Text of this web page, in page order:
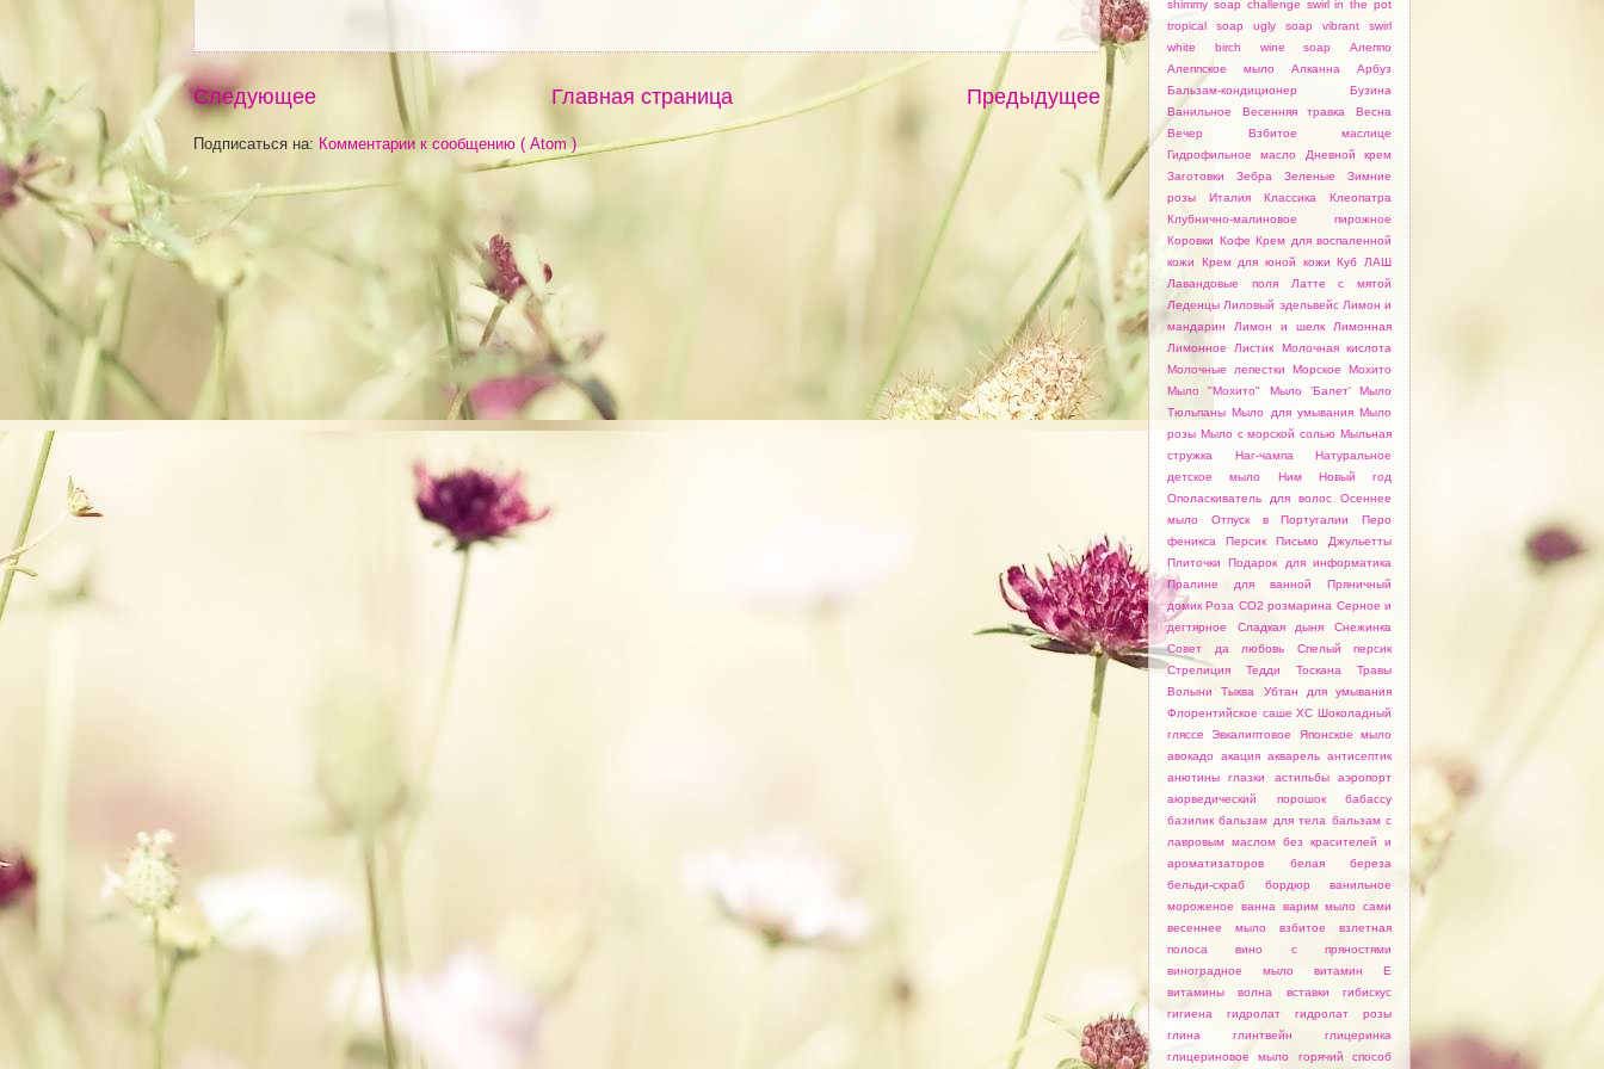
Следующее Предыдущее
Главная страница
Подписаться на: Комментарии к сообщению ( Atom )
shimmy soap challenge swirl in the pot
tropical soap ugly soap vibrant swirl
white birch wine soap Алеппо
Алеппское мыло Алканна Арбуз
Бальзам-кондиционер Бузина
Ванильное Весенняя травкаВесна
Вечер Взбитое маслице
Гидрофильное масло
Дневной крем
Заготовки Зебра Зеленые Зимние
розы Италия Классика Клеопатра
Клубнично-малиновое пирожное
Коровки Кофе Крем для воспаленной
кожи Крем для юной кожиКуб ЛАШ
Лавандовые поля
Латте с мятой
Леденцы Лиловый эдельвейс Лимон и
мандарин Лимон и шелк Лимонная
Лимонное Листик Молочная кислота
Молочные лепестки Морское Мохито
Мыло "Мохито" Мыло 'Балет' Мыло
ТюльпаныМыло для умывания Мыло
розы Мыло с морской сольюМыльная
стружка Наг-чампа Натуральное
детское мыло Ним Новый год
Ополаскиватель для волос Осеннее
мыло Отпуск в Португалии Перо
феникса Персик Письмо Джульетты
ПлиточкиПодарок для информатика
Пралинe для ванной Пряничный
домикРоза СО2 розмарина Серное и
дегтярное Сладкая дыняСнежинка
Совет да любовь Спелый персик
Стрелиция Тедди Тоскана Травы
ВолыниТыква Убтан для умывания
Флорентийскoе сашеХСШоколадный
гляссеЭвкалиптовое Японское мыло
авокадо акация акварель антисептик
анютины глазки астильбыаэропорт
аюрведический порошок бабассу
базиликбальзам для тела бальзам с
лавровым маслом без красителей и
ароматизаторов белая береза
бельди-скраб бордюр ванильное
мороженое ванна варим мыло сами
весеннее мыло взбитое взлетная
полосавино с пряностями
виноградное мыло витамин Е
витаминыволна вставкигибискус
гигиенa гидролат гидролат розы
глина глинтвейн глицеринкa
глицериновоe мылo горячий способ